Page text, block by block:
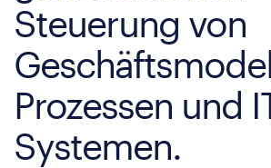
Steuerung von
Prozessen und
Systemen.